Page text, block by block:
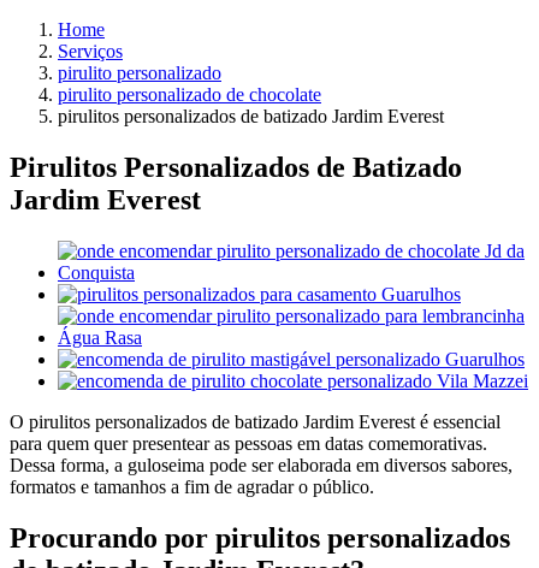
Home
Serviços
pirulito personalizado
pirulito personalizado de chocolate
pirulitos personalizados de batizado Jardim Everest
Pirulitos Personalizados de Batizado
Jardim Everest
O pirulitos personalizados de batizado Jardim Everest é essencial
para quem quer presentear as pessoas em datas comemorativas.
Dessa forma, a guloseima pode ser elaborada em diversos sabores,
formatos e tamanhos a fim de agradar o público.
Procurando por pirulitos personalizados